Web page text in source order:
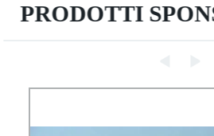
PRODOTTI